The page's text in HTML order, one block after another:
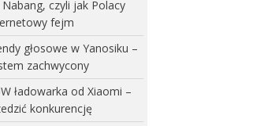
czyli jak Polacy
fejm
głosowe w Yanosiku –
zachwycony
ładowarka od Xiaomi –
konkurencję